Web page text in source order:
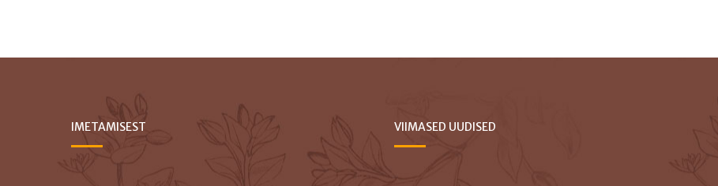
IMETAMISEST VIIMASED UUDISED